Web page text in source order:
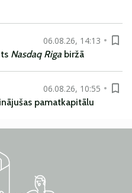
06.08.26, 14:13
Nasdaq Riga biržā
06.08.26, 10:55
pamatkapitālu